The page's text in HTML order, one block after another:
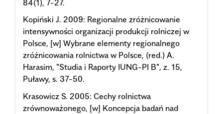
84(1), 7-27.
Kopiński J. 2009: Regionalne zróżnicowanie
intensywności organizacji produkcji rolniczej w
Polsce, [w] Wybrane elementy regionalnego
zróżnicowania rolnictwa w Polsce, (red.) A.
Harasim, "Studia i Raporty IUNG-PI B", z. 15,
Puławy, s. 37-50.
Krasowicz S. 2005: Cechy rolnictwa
zrównoważonego, [w] Koncepcja badań nad